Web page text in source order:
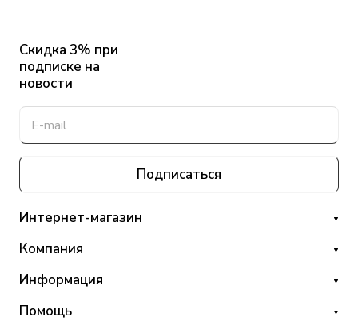
Скидка 3% при
подписке на
новости
Подписаться
Интернет-магазин
Компания
Информация
Помощь